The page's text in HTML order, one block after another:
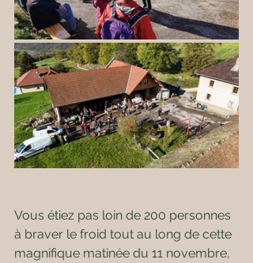
Vous étiez pas loin de 200 personnes
à braver le froid tout au long de cette
magnifique matinée du 11 novembre,